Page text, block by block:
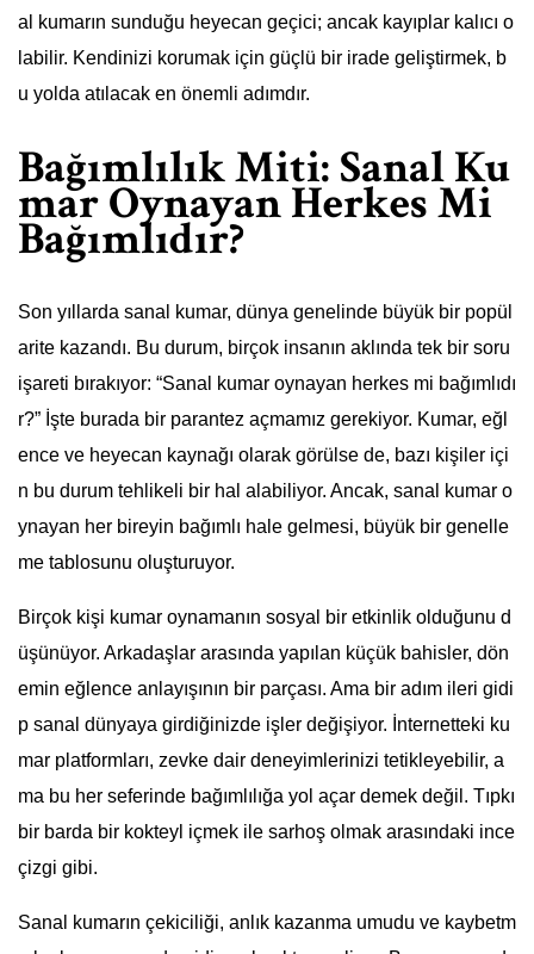
al kumarın sunduğu heyecan geçici; ancak kayıplar kalıcı o
labilir. Kendinizi korumak için güçlü bir irade geliştirmek, b
u yolda atılacak en önemli adımdır.
Bağımlılık Miti: Sanal Ku
mar Oynayan Herkes Mi
Bağımlıdır?
Son yıllarda sanal kumar, dünya genelinde büyük bir popül
arite kazandı. Bu durum, birçok insanın aklında tek bir soru
işareti bırakıyor: “Sanal kumar oynayan herkes mi bağımlıdı
r?” İşte burada bir parantez açmamız gerekiyor. Kumar, eğl
ence ve heyecan kaynağı olarak görülse de, bazı kişiler içi
n bu durum tehlikeli bir hal alabiliyor. Ancak, sanal kumar o
ynayan her bireyin bağımlı hale gelmesi, büyük bir genelle
me tablosunu oluşturuyor.
Birçok kişi kumar oynamanın sosyal bir etkinlik olduğunu d
üşünüyor. Arkadaşlar arasında yapılan küçük bahisler, dön
emin eğlence anlayışının bir parçası. Ama bir adım ileri gidi
p sanal dünyaya girdiğinizde işler değişiyor. İnternetteki ku
mar platformları, zevke dair deneyimlerinizi tetikleyebilir, a
ma bu her seferinde bağımlılığa yol açar demek değil. Tıpkı
bir barda bir kokteyl içmek ile sarhoş olmak arasındaki ince
çizgi gibi.
Sanal kumarın çekiciliği, anlık kazanma umudu ve kaybetm